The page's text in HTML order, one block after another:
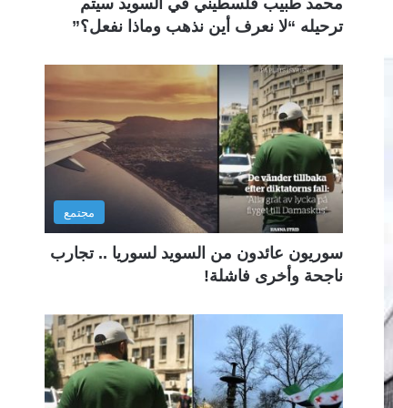
محمد طبيب فلسطيني في السويد سيتم
ترحيله “لا نعرف أين نذهب وماذا نفعل؟”
مجتمع
سوريون عائدون من السويد لسوريا .. تجارب
ناجحة وأخرى فاشلة!